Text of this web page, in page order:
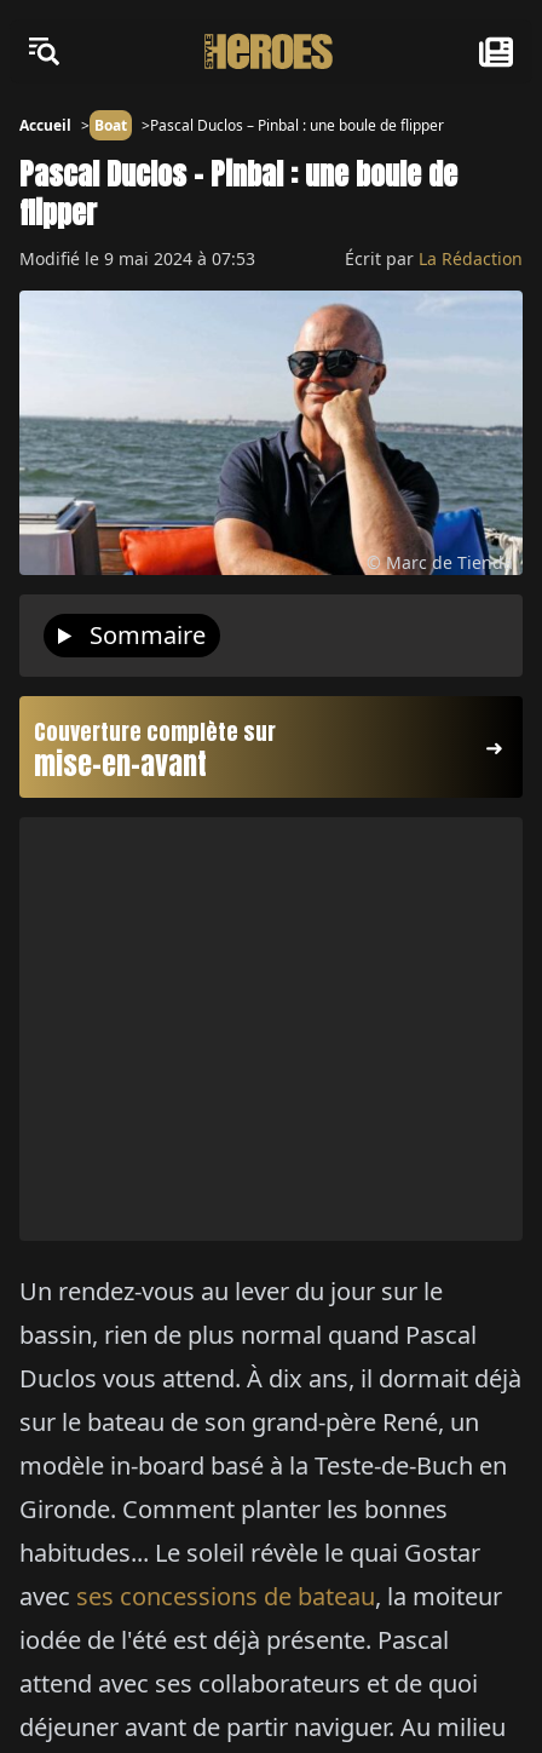
Accueil Boat Pascal Duclos – Pinbal : une boule de flipper
Pascal Duclos – Pinbal : une boule de
flipper
Modifié le 9 mai 2024 à 07:53 Écrit par La Rédaction
© Marc de Tienda
Sommaire
Couverture complète sur
mise-en-avant
Un rendez-vous au lever du jour sur le
bassin, rien de plus normal quand Pascal
Duclos vous attend. À dix ans, il dormait déjà
sur le bateau de son grand-père René, un
modèle in-board basé à la Teste-de-Buch en
Gironde. Comment planter les bonnes
habitudes... Le soleil révèle le quai Gostar
avec ses concessions de bateau, la moiteur
iodée de l'été est déjà présente. Pascal
attend avec ses collaborateurs et de quoi
déjeuner avant de partir naviguer. Au milieu